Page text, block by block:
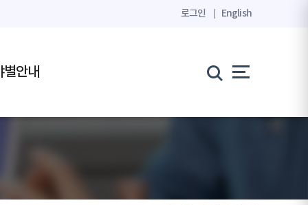
로그인 English
별안내